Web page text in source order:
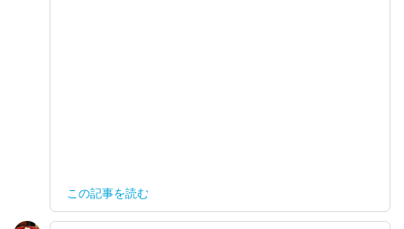
この記事を読む